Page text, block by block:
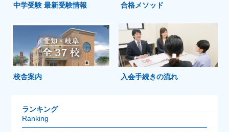
中学受験 最新受験情報 合格メソッド
校舎案内 入会手続きの流れ
ランキング
Ranking